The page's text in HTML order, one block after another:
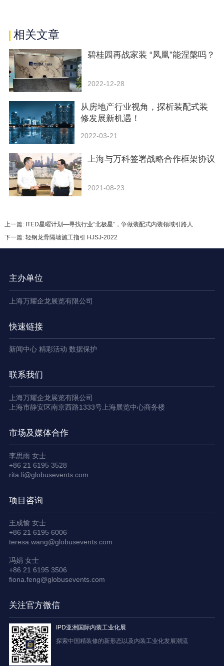
相关文章
碧桂园再战家装 “凤凰”能涅槃吗？
2022-12-28
从房地产行业视角，探析装配式装
修发展新机遇！
2022-03-21
上海与万科签署战略合作框架协议
2021-08-23
上一篇: ITED星曜计划—寻找行业“北极星”，争做装配式内装领域引路人
下一篇: 轻钢龙骨隔墙施工指引 HJSJ-2022
主办单位
上海万耀企龙展览有限公司
快速链接
新闻中心 精彩活动 数据保护
联系我们
上海万耀企龙展览有限公司
上海市静安区南京西路1333号上海展览中心商务楼
市场及媒体合作
李思雨 女士
+86 21 6195 3528
rita.li@globusevents.com
项目咨询
王成愉 女士
+86 21 6195 6006
teresa.wang@globusevents.com
冯娟 女士
+86 21 6195 3506
fiona.feng@globusevents.com
关注官方微信
IPD亚洲国际内装工业化展
探索中国精装修的新形态以及内装工业化发展潮流